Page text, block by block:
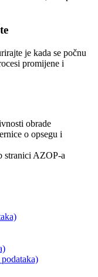
je kada se počnu
promijene i
obrade
o opsegu i
AZOP-a